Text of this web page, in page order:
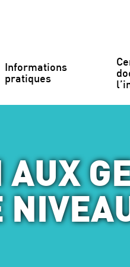
Informations
pratiques